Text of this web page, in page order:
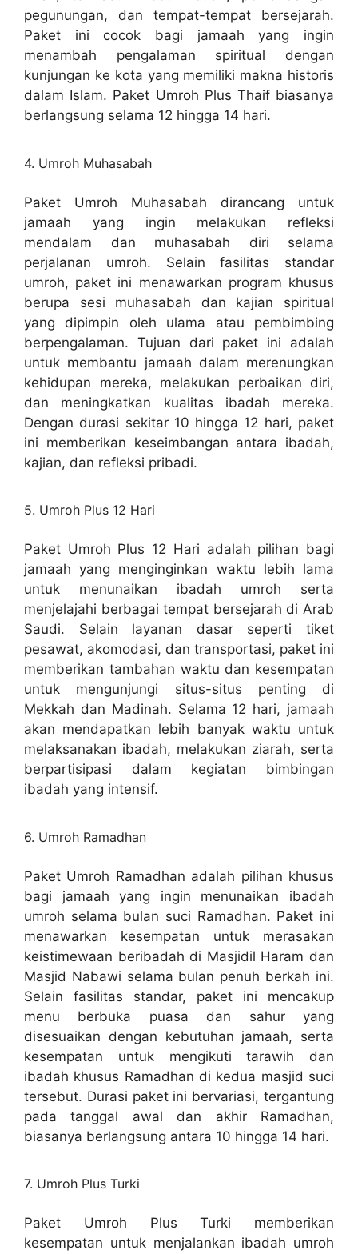
pegunungan, dan tempat-tempat bersejarah.
Paket ini cocok bagi jamaah yang ingin
menambah pengalaman spiritual dengan
kunjungan ke kota yang memiliki makna historis
dalam Islam. Paket Umroh Plus Thaif biasanya
berlangsung selama 12 hingga 14 hari.
4. Umroh Muhasabah
Paket Umroh Muhasabah dirancang untuk
jamaah yang ingin melakukan refleksi
mendalam dan muhasabah diri selama
perjalanan umroh. Selain fasilitas standar
umroh, paket ini menawarkan program khusus
berupa sesi muhasabah dan kajian spiritual
yang dipimpin oleh ulama atau pembimbing
berpengalaman. Tujuan dari paket ini adalah
untuk membantu jamaah dalam merenungkan
kehidupan mereka, melakukan perbaikan diri,
dan meningkatkan kualitas ibadah mereka.
Dengan durasi sekitar 10 hingga 12 hari, paket
ini memberikan keseimbangan antara ibadah,
kajian, dan refleksi pribadi.
5. Umroh Plus 12 Hari
Paket Umroh Plus 12 Hari adalah pilihan bagi
jamaah yang menginginkan waktu lebih lama
untuk menunaikan ibadah umroh serta
menjelajahi berbagai tempat bersejarah di Arab
Saudi. Selain layanan dasar seperti tiket
pesawat, akomodasi, dan transportasi, paket ini
memberikan tambahan waktu dan kesempatan
untuk mengunjungi situs-situs penting di
Mekkah dan Madinah. Selama 12 hari, jamaah
akan mendapatkan lebih banyak waktu untuk
melaksanakan ibadah, melakukan ziarah, serta
berpartisipasi dalam kegiatan bimbingan
ibadah yang intensif.
6. Umroh Ramadhan
Paket Umroh Ramadhan adalah pilihan khusus
bagi jamaah yang ingin menunaikan ibadah
umroh selama bulan suci Ramadhan. Paket ini
menawarkan kesempatan untuk merasakan
keistimewaan beribadah di Masjidil Haram dan
Masjid Nabawi selama bulan penuh berkah ini.
Selain fasilitas standar, paket ini mencakup
menu berbuka puasa dan sahur yang
disesuaikan dengan kebutuhan jamaah, serta
kesempatan untuk mengikuti tarawih dan
ibadah khusus Ramadhan di kedua masjid suci
tersebut. Durasi paket ini bervariasi, tergantung
pada tanggal awal dan akhir Ramadhan,
biasanya berlangsung antara 10 hingga 14 hari.
7. Umroh Plus Turki
Paket Umroh Plus Turki memberikan
kesempatan untuk menjalankan ibadah umroh